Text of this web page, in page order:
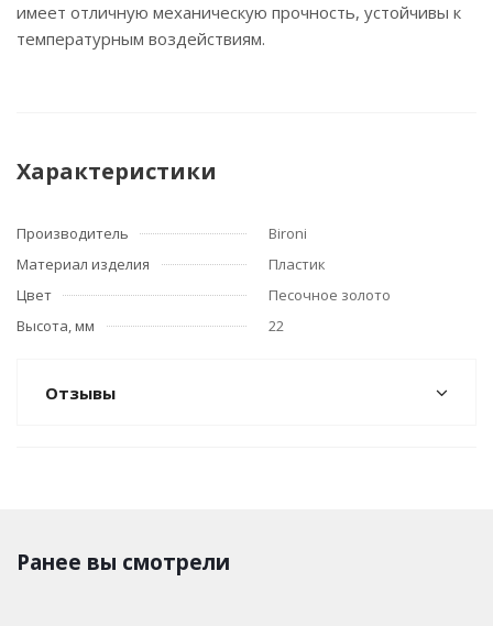
имеет отличную механическую прочность, устойчивы к
температурным воздействиям.
Характеристики
Производитель
Bironi
Материал изделия
Пластик
Цвет
Песочное золото
Высота, мм
22
Отзывы
Ранее вы смотрели